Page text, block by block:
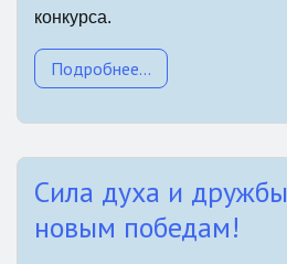
конкурса.
Подробнее...
Сила духа и
новым победам!